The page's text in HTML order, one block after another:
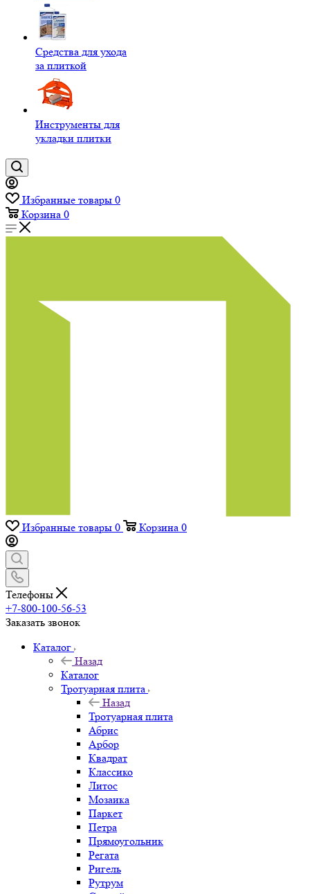
Средства для ухода
за плиткой
Инструменты для
укладки плитки
Избранные товары 0
Корзина 0
Избранные товары 0 Корзина 0
Телефоны
+7-800-100-56-53
Заказать звонок
Каталог
Назад
Каталог
Тротуарная плита
Назад
Тротуарная плита
Абрис
Арбор
Квадрат
Классико
Литос
Мозаика
Паркет
Петра
Прямоугольник
Регата
Ригель
Рутрум